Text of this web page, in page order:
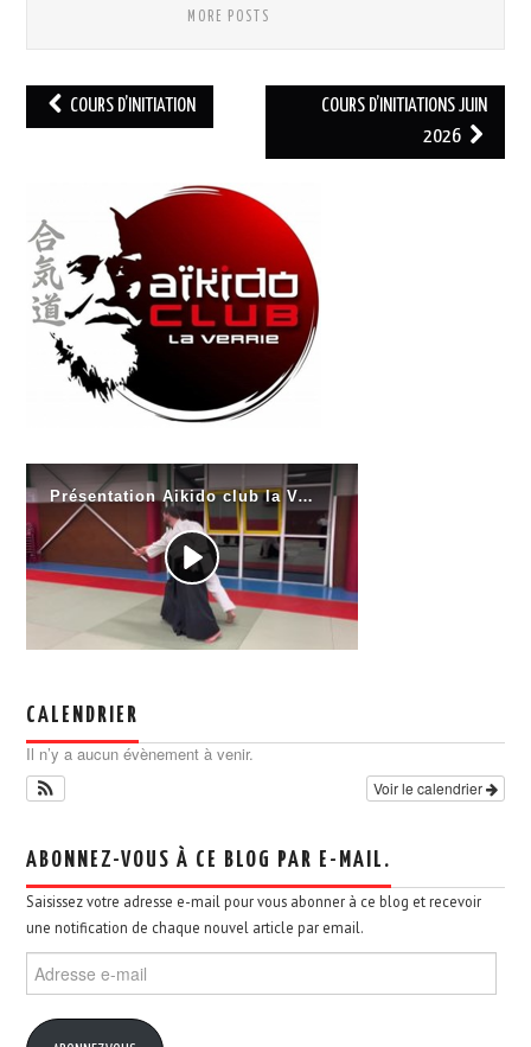
MORE POSTS
Navigation
des
COURS D’INITIATION
COURS D’INITIATIONS JUIN
2026
CALENDRIER
Il n’y a aucun évènement à venir.
Voir le calendrier
ABONNEZ-VOUS À CE BLOG PAR E-MAIL.
Saisissez votre adresse e-mail pour vous abonner à ce blog et recevoir
une notification de chaque nouvel article par email.
Adresse
e-